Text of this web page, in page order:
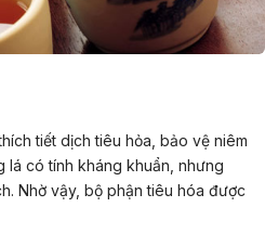
tiết dịch tiêu hỏa, bảo vệ niêm
lá có tính kháng khuẩn, nhưng
Nhờ vậy, bộ phận tiêu hóa được